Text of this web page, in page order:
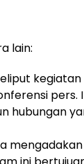
lain:
pers.
hubungan